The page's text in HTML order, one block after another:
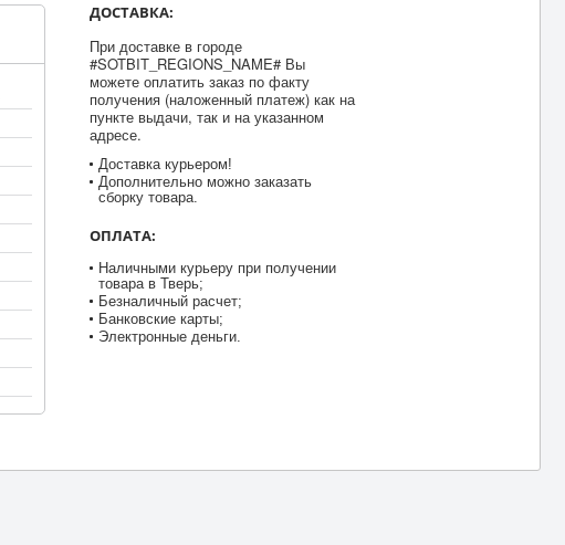
ДОСТАВКА:
При доставке в городе
#SOTBIT_REGIONS_NAME# Вы
можете оплатить заказ по факту
получения (наложенный платеж) как на
пункте выдачи, так и на указанном
адресе.
Доставка курьером!
Дополнительно можно заказать
сборку товара.
ОПЛАТА:
Наличными курьеру при получении
товара в Тверь;
Безналичный расчет;
Банковские карты;
Электронные деньги.